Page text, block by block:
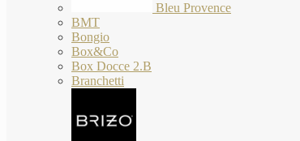
Bleu Provence
BMT
Bongio
Box&Co
Box Docce 2.B
Branchetti